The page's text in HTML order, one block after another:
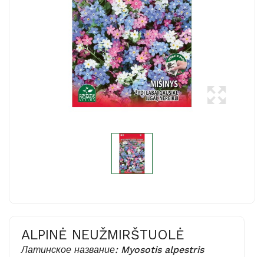
ALPINĖ NEUŽMIRŠTUOLĖ
Латинское название: Myosotis alpestris